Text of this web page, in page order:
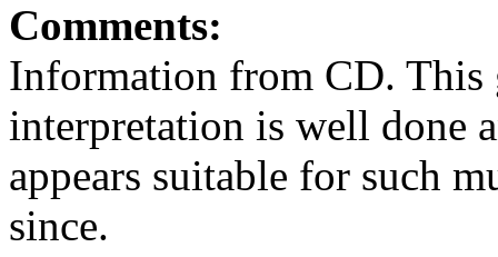
Comments:
Information from CD. This
interpretation is well done
appears suitable for such
since.